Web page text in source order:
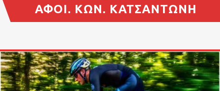
ΑΦΟΙ. ΚΩΝ. ΚΑΤΣΑΝΤΏΝΗ